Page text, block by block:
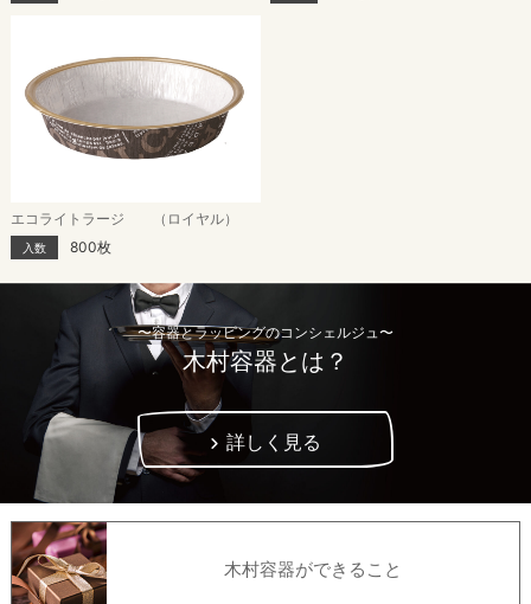
エコライトラージ （ロイヤル）
入数 800枚
〜容器とラッピングのコンシェルジュ〜
木村容器とは？
詳しく見る
木村容器ができること